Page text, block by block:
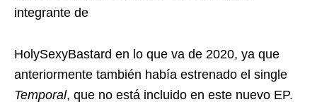
integrante de
HolySexyBastard en lo que va de 2020, ya que
anteriormente también había estrenado el single
Temporal, que no está incluido en este nuevo EP.